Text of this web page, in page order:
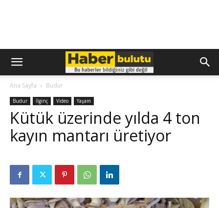
Ana Sayfa Budur
Budur İlginç Video Yaşam
Kütük üzerinde yılda 4 ton
kayın mantarı üretiyor